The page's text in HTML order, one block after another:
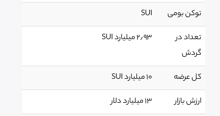
توکن بومی
SUI
تعداد در
گردش
۲٫۹۳ میلیارد SUI
کل عرضه
۱۰ میلیارد SUI
ارزش بازار
۱۳ میلیارد دلار